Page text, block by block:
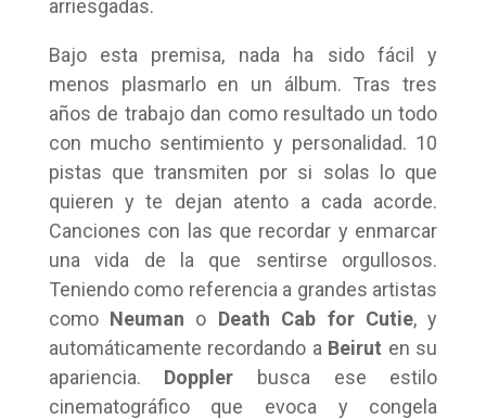
arriesgadas.
Bajo esta premisa, nada ha sido fácil y
menos plasmarlo en un álbum. Tras tres
años de trabajo dan como resultado un todo
con mucho sentimiento y personalidad. 10
pistas que transmiten por si solas lo que
quieren y te dejan atento a cada acorde.
Canciones con las que recordar y enmarcar
una vida de la que sentirse orgullosos.
Teniendo como referencia a grandes artistas
como Neuman o Death Cab for Cutie, y
automáticamente recordando a Beirut en su
apariencia. Doppler busca ese estilo
cinematográfico que evoca y congela